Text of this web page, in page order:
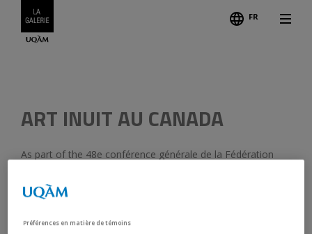
FR
ART INUIT AU CANADA
As part of the 48e conférence générale de la Fédération
d’institutions
August 14, 1982 - August 26, 1982
Préférences en matière de témoins